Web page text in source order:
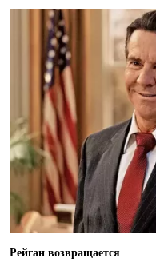
Рейган возвращается